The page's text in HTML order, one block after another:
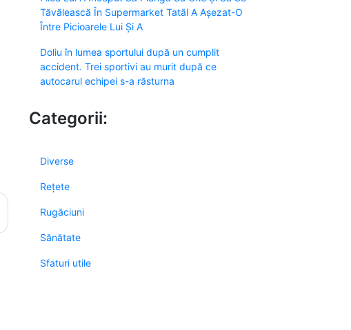
Tăvălească În Supermarket Tatăl A Așezat-O
Între Picioarele Lui Și A
Doliu în lumea sportului după un cumplit
accident. Trei sportivi au murit după ce
autocarul echipei s-a răsturna
Categorii:
Diverse
Rețete
Rugăciuni
Sănătate
Sfaturi utile